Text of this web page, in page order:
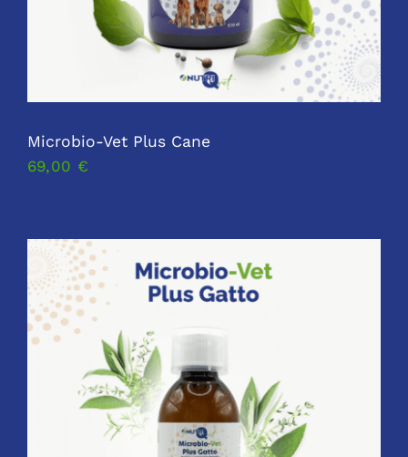
Microbio-Vet Plus Cane
69,00 €